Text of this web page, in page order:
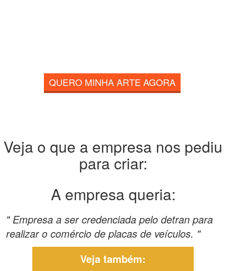
QUERO MINHA ARTE AGORA
Veja o que a empresa nos pediu
para criar:
A empresa queria:
" Empresa a ser credenciada pelo detran para
realizar o comércio de placas de veículos. "
Veja também: